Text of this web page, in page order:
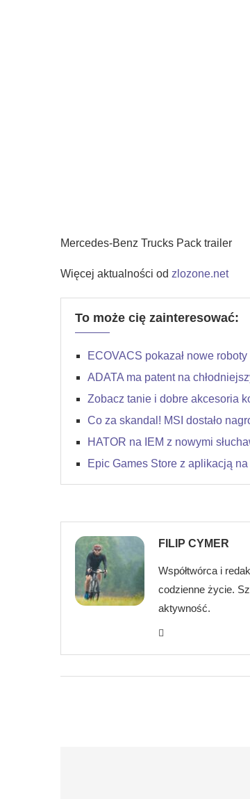
Mercedes-Benz Trucks Pack trailer
Więcej aktualności od zlozone.net
To może cię zainteresować:
ECOVACS pokazał nowe
ADATA ma patent na
Zobacz tanie i dobre akcesoria
Co za skandal! MSI dostało
HATOR na IEM z nowymi
Epic Games Store z aplikacją
FILIP CYMER
Współtwórca i
codzienne życie.
aktywność.